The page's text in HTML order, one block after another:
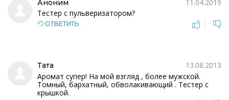
Аноним
11.04.2019
Тестер с пульверизатором?
ОТВЕТИТЬ |
Тата
13.08.2013
Аромат супер! На мой взгляд , более мужской.
Томный, бархатный, обволакивающий . Тестер с
крышкой.